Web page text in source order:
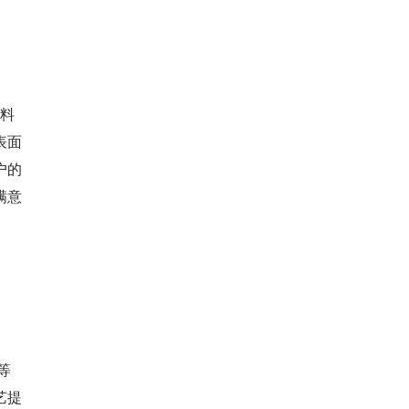
面
的
意
提